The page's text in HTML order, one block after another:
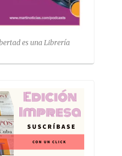
es una Librería